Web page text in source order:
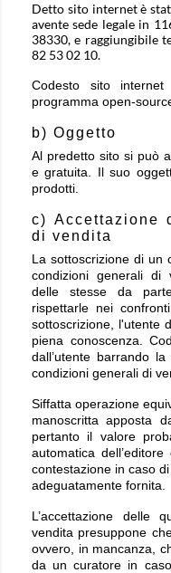
Detto sito internet è
avente sede legale in
38330, e raggiungibile
82 53 02 10.
Codesto sito
programma open-
b) Oggetto
Al predetto sito si può
e gratuita. Il suo
prodotti.
c) Accettazione
di vendita
La sottoscrizione di un
condizioni generali di
delle stesse da
rispettarle nei
sottoscrizione, l'utente
piena conoscenza.
dall’utente barrando
condizioni generali di
Siffatta operazione
manoscritta apposta
pertanto il valore
automatica
contestazione in caso
adeguatamente fornita.
L’accettazione delle
vendita presuppone
ovvero, in mancanza,
da un curatore in